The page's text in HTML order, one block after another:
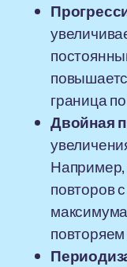
граница
Двойная
Например,
повторов